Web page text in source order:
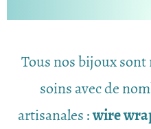
Tous nos bijoux sont
soins avec de
artisanales :wire